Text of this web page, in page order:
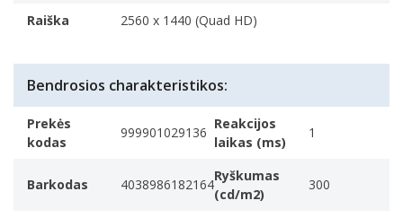
Raiška 2560 x 1440 (Quad HD)
Bendrosios charakteristikos:
Prekės
kodas
999901029136
Reakcijos
laikas (ms)
1
Barkodas 4038986182164
Ryškumas
(cd/m2)
300